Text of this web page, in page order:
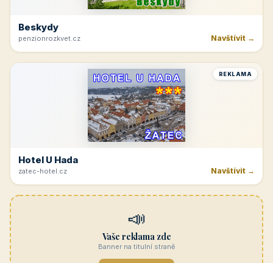
Beskydy
penzionrozkvet.cz Navštívit →
REKLAMA
Hotel U Hada
zatec-hotel.cz Navštívit →
📣
Vaše reklama zde
Banner na titulní straně